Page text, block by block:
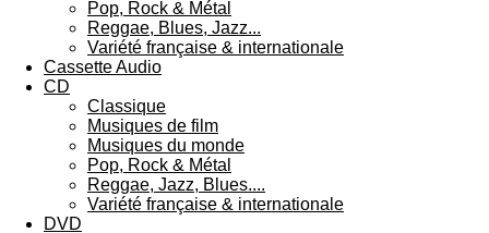
Pop, Rock & Métal
Reggae, Blues, Jazz...
Variété française & internationale
Cassette Audio
CD
Classique
Musiques de film
Musiques du monde
Pop, Rock & Métal
Reggae, Jazz, Blues....
Variété française & internationale
DVD